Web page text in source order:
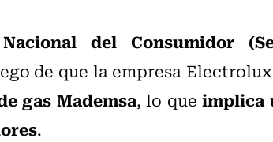
del Consumidor
de que la empresa
gas Mademsa, lo queimplica
.